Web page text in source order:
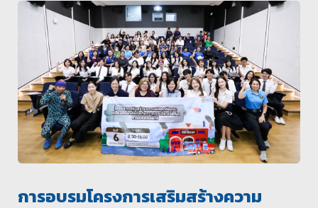
การอบรมโครงการเสริมสร้างความ